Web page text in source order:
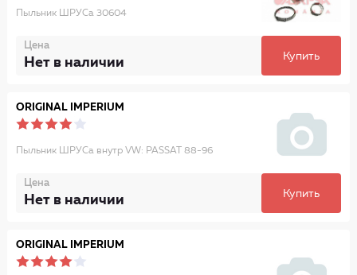
Пыльник ШРУСа 30604
Цена
Нет в наличии Купить
ORIGINAL IMPERIUM
Пыльник ШРУСа внутр VW: PASSAT 88-96
Цена
Нет в наличии Купить
ORIGINAL IMPERIUM